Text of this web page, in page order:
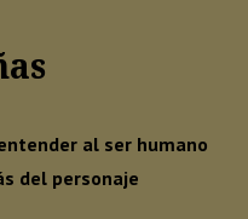
al ser humano
del personaje